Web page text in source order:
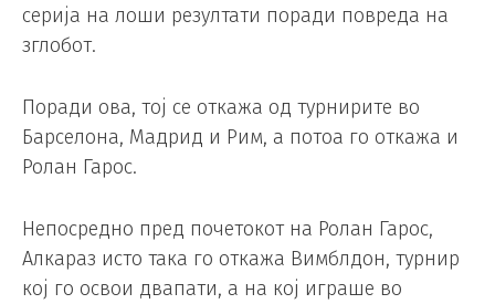
серија на лоши резултати поради повреда на
зглобот.
Поради ова, тој се откажа од турнирите во
Барселона, Мадрид и Рим, а потоа го откажа и
Ролан Гарос.
Непосредно пред почетокот на Ролан Гарос,
Алкараз исто така го откажа Вимблдон, турнир
кој го освои двапати, а на кој играше во